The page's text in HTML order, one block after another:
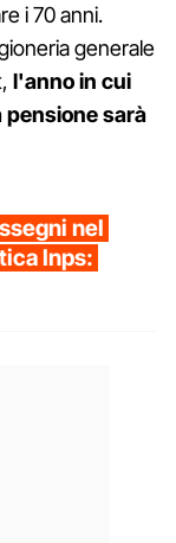
i 70 anni.
generale
l'anno in cui
pensione sarà
nel
Inps: